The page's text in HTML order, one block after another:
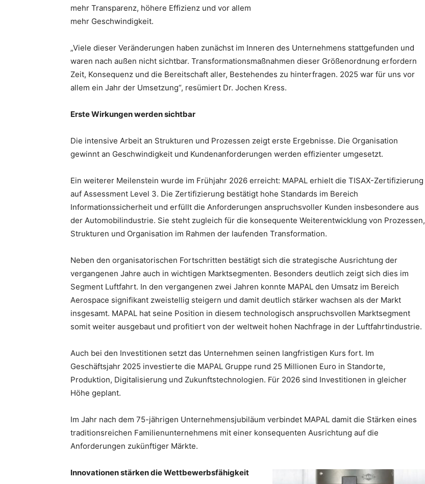
mehr Transparenz, höhere Effizienz und vor allem
mehr Geschwindigkeit.
„Viele dieser Veränderungen haben zunächst im Inneren des Unternehmens stattgefunden und
waren nach außen nicht sichtbar. Transformationsmaßnahmen dieser Größenordnung erfordern
Zeit, Konsequenz und die Bereitschaft aller, Bestehendes zu hinterfragen. 2025 war für uns vor
allem ein Jahr der Umsetzung“, resümiert Dr. Jochen Kress.
Erste Wirkungen werden sichtbar
Die intensive Arbeit an Strukturen und Prozessen zeigt erste Ergebnisse. Die Organisation
gewinnt an Geschwindigkeit und Kundenanforderungen werden effizienter umgesetzt.
Ein weiterer Meilenstein wurde im Frühjahr 2026 erreicht: MAPAL erhielt die TISAX-Zertifizierung
auf Assessment Level 3. Die Zertifizierung bestätigt hohe Standards im Bereich
Informationssicherheit und erfüllt die Anforderungen anspruchsvoller Kunden insbesondere aus
der Automobilindustrie. Sie steht zugleich für die konsequente Weiterentwicklung von Prozessen,
Strukturen und Organisation im Rahmen der laufenden Transformation.
Neben den organisatorischen Fortschritten bestätigt sich die strategische Ausrichtung der
vergangenen Jahre auch in wichtigen Marktsegmenten. Besonders deutlich zeigt sich dies im
Segment Luftfahrt. In den vergangenen zwei Jahren konnte MAPAL den Umsatz im Bereich
Aerospace signifikant zweistellig steigern und damit deutlich stärker wachsen als der Markt
insgesamt. MAPAL hat seine Position in diesem technologisch anspruchsvollen Marktsegment
somit weiter ausgebaut und profitiert von der weltweit hohen Nachfrage in der Luftfahrtindustrie.
Auch bei den Investitionen setzt das Unternehmen seinen langfristigen Kurs fort. Im
Geschäftsjahr 2025 investierte die MAPAL Gruppe rund 25 Millionen Euro in Standorte,
Produktion, Digitalisierung und Zukunftstechnologien. Für 2026 sind Investitionen in gleicher
Höhe geplant.
Im Jahr nach dem 75-jährigen Unternehmensjubiläum verbindet MAPAL damit die Stärken eines
traditionsreichen Familienunternehmens mit einer konsequenten Ausrichtung auf die
Anforderungen zukünftiger Märkte.
Innovationen stärken die Wettbewerbsfähigkeit